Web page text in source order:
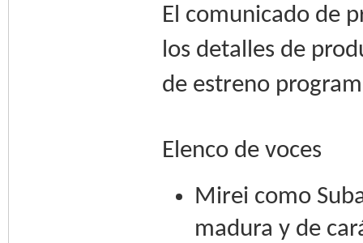
El comunicado de
los detalles de
de estreno
Elenco de voces
Mirei como
madura y de